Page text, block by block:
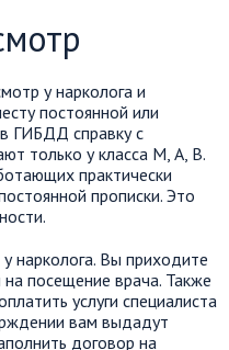
у нарколога и
постоянной или
ГИБДД справку с
только у класса М, А, В.
практически
прописки. Это
нарколога. Вы приходите
на посещение врача. Также
услуги специалиста
вам выдадут
договор на